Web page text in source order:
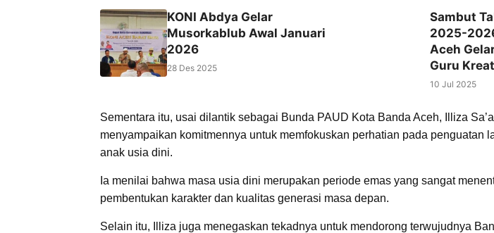
KONI Abdya Gelar
Musorkablub Awal Januari
2026
28 Des 2025
Sambut
2025-
Aceh
Guru
10 Jul 2025
Sementara itu, usai dilantik sebagai Bunda PAUD Kota Banda Aceh, Illiza
menyampaikan komitmennya untuk memfokuskan perhatian pada penguatan
anak usia dini.
Ia menilai bahwa masa usia dini merupakan periode emas yang sangat
pembentukan karakter dan kualitas generasi masa depan.
Selain itu, Illiza juga menegaskan tekadnya untuk mendorong terwujudnya